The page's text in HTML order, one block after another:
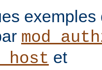
exemples
et